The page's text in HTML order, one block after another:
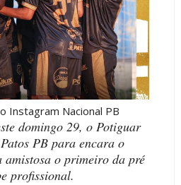
Nacional PB
domingo 29, o Potiguar
PB para encara o
o primeiro da pré
profissional.